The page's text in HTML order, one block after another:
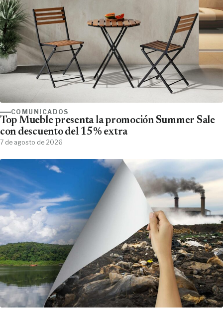
COMUNICADOS
Top Mueble presenta la promoción Summer Sale
con descuento del 15% extra
7 de agosto de 2026